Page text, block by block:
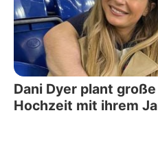
Dani Dyer plant
Hochzeit mit ihrem